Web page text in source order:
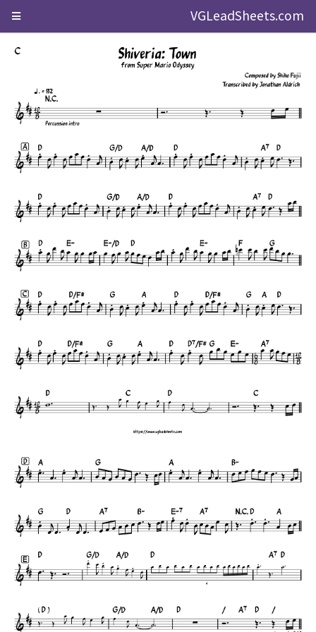
VGLeadSheets.com